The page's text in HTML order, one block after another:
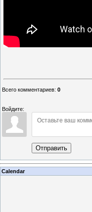
Всего комментариев: 0
Войдите:
Отправить
Calendar